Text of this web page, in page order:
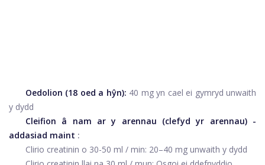
Oedolion (18 oed a hŷn): 40 mg yn cael ei gymryd unwaith
y dydd
Cleifion â nam ar y arennau (clefyd yr arennau) -
addasiad maint :
Clirio creatinin o 30-50 ml / min: 20–40 mg unwaith y dydd